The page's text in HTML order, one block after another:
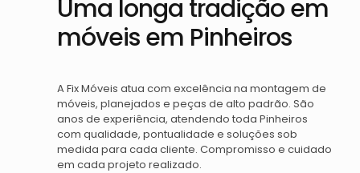
Uma longa tradição em
móveis em Pinheiros
A Fix Móveis atua com excelência na montagem de
móveis, planejados e peças de alto padrão. São
anos de experiência, atendendo toda Pinheiros
com qualidade, pontualidade e soluções sob
medida para cada cliente. Compromisso e cuidado
em cada projeto realizado.